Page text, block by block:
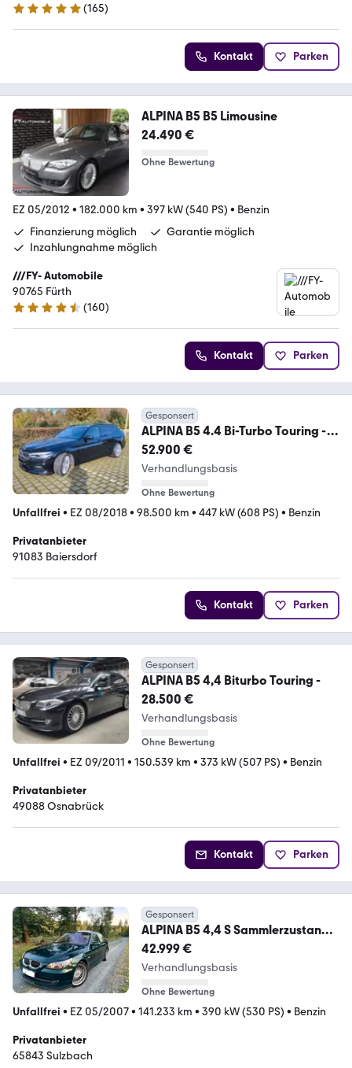
5 Sterne
(165)
Kontakt Parken
ALPINA B5 B5 Limousine
24.490 €
Ohne Bewertung
EZ 05/2012 • 182.000 km • 397 kW (540 PS) • Benzin
Finanzierung möglich
Garantie möglich
Inzahlungnahme möglich
///FY- Automobile
90765 Fürth
4.3 Sterne
(160)
Kontakt Parken
Gesponsert
ALPINA B5 4.4 Bi-Turbo Touring -
Vollausstattung SR/WR
52.900 €
Verhandlungsbasis
Ohne Bewertung
Unfallfrei • EZ 08/2018• 98.500 km • 447 kW (608 PS) • Benzin
Privatanbieter
91083 Baiersdorf
Kontakt Parken
Gesponsert
ALPINA B5 4,4 Biturbo Touring -
28.500 €
Verhandlungsbasis
Ohne Bewertung
Unfallfrei • EZ 09/2011 • 150.539 km • 373 kW (507 PS) • Benzin
Privatanbieter
49088 Osnabrück
Kontakt Parken
Gesponsert
ALPINA B5 4,4 S Sammlerzustand
Pressefahrzeug
42.999 €
Verhandlungsbasis
Ohne Bewertung
Unfallfrei • EZ 05/2007• 141.233 km • 390 kW (530 PS) • Benzin
Privatanbieter
65843 Sulzbach